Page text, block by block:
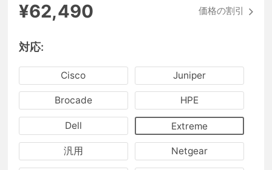
¥62,490 価格の割引
対応:
Cisco Juniper
Brocade HPE
Dell Extreme
汎用 Netgear